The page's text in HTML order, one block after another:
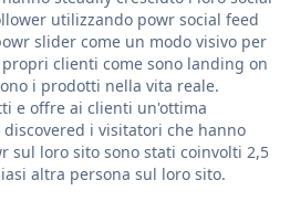
utilizzando powr social feed
slider come un modo visivo per
clienti come sono landing on
i prodotti nella vita reale.
e offre ai clienti un'ottima
i visitatori che hanno
sul loro sito sono stati coinvolti 2,5
altra persona sul loro sito.